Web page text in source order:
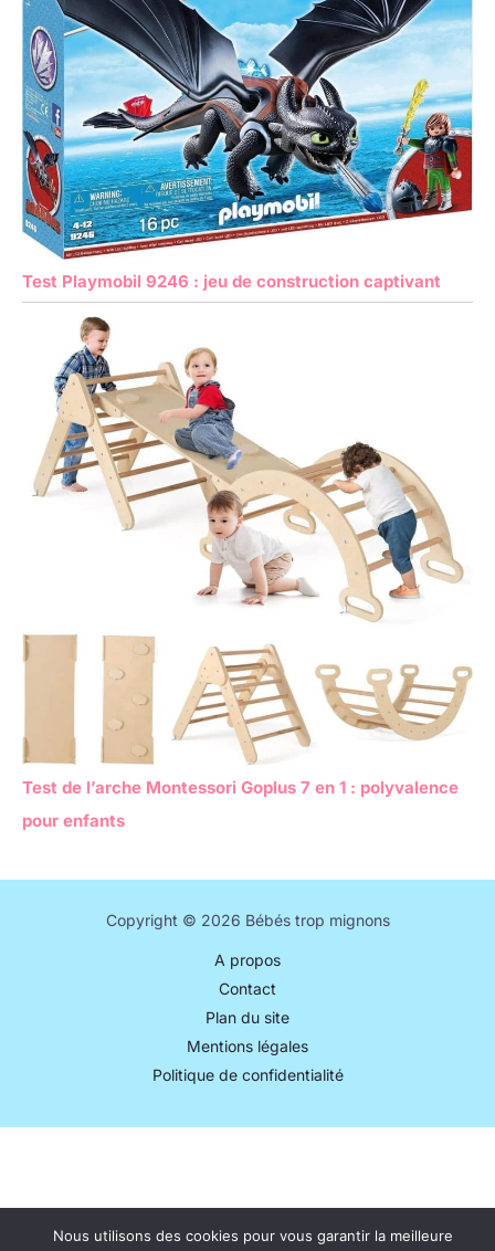
Test Playmobil 9246 : jeu de construction captivant
Test de l’arche Montessori Goplus 7 en 1 : polyvalence
pour enfants
Copyright © 2026 Bébés trop mignons
A propos
Contact
Plan du site
Mentions légales
Politique de confidentialité
Nous utilisons des cookies pour vous garantir la meilleure